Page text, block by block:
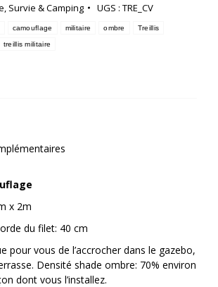
Survie & Camping UGS : TRE_CV
camouflage militaire ombre Treillis
treillis militaire
x 2m
du filet: 40 cm
pour vous de l’accrocher dans le gazebo,
Densité shade ombre: 70% environ
dont vous l’installez.